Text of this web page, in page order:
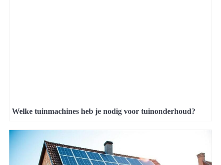
Welke tuinmachines heb je nodig voor tuinonderhoud?